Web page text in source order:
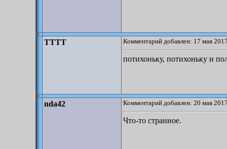
TTTT Комментарий добавлен: 17 мая
потихоньку, потихоньку и
nda42 Комментарий добавлен: 20 мая
Что-то странное.